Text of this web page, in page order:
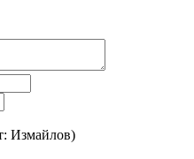
Измайлов)